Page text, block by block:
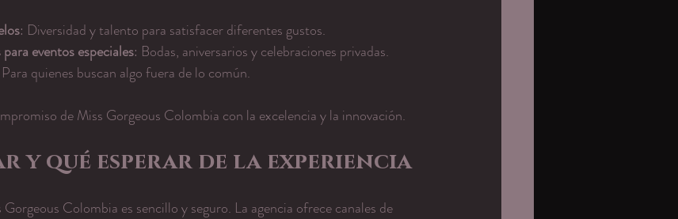
: Diversidad y talento para satisfacer diferentes gustos.
eventos especiales: Bodas, aniversarios y celebraciones privadas.
quienes buscan algo fuera de lo común.
de Miss Gorgeous Colombia con la excelencia y la innovación.
y qué esperar de la experiencia
Colombia es sencillo y seguro. La agencia ofrece canales de